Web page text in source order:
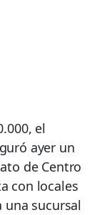
el
ayer un
de Centro
con locales
una sucursal